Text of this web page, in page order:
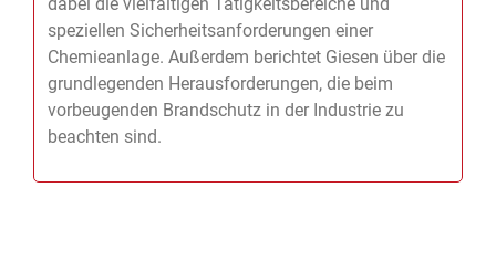
Alltag einer Werksfeuerwehr. Im Mittelpunkt stehen
dabei die vielfältigen Tätigkeitsbereiche und
speziellen Sicherheitsanforderungen einer
Chemieanlage. Außerdem berichtet Giesen über die
grundlegenden Herausforderungen, die beim
vorbeugenden Brandschutz in der Industrie zu